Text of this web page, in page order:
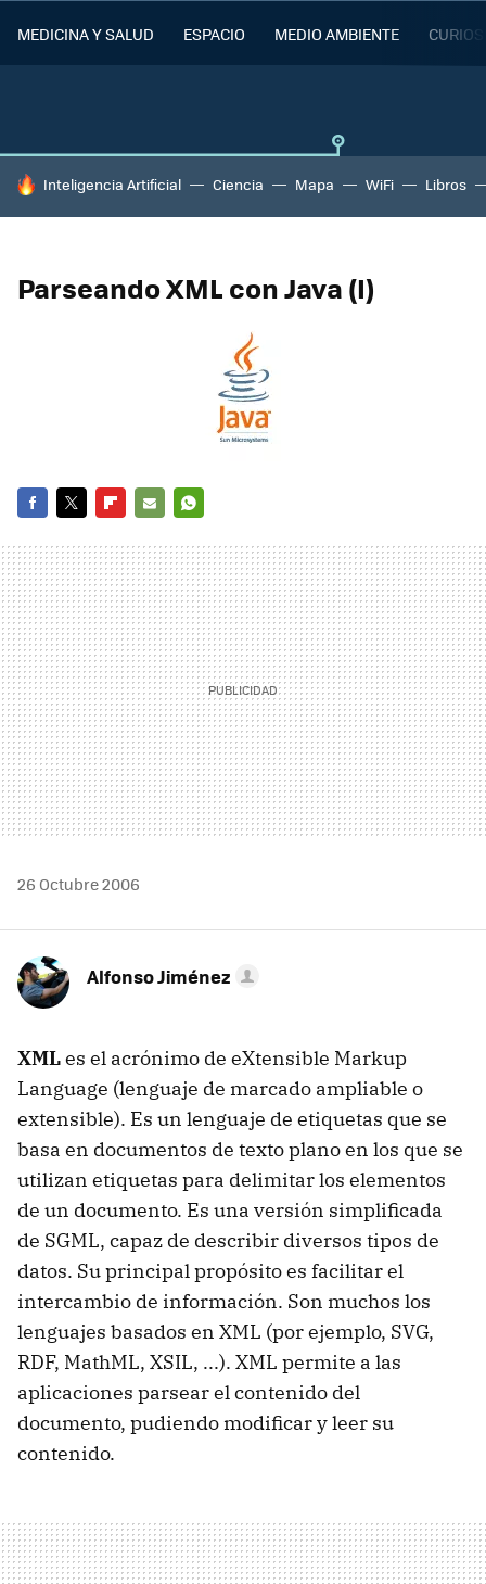
MEDICINA Y SALUD ESPACIO MEDIO AMBIENTE
HOY SE HABLA DE
Inteligencia Artificial Ciencia Mapa WiFi Libros
Parseando XML con Java (I)
MAIL
26 Octubre 2006
Alfonso Jiménez
XMLes el acrónimo de eXtensible Markup
Language (lenguaje de marcado ampliable o
extensible). Es un lenguaje de etiquetas que se
basa en documentos de texto plano en los que se
utilizan etiquetas para delimitar los elementos
de un documento. Es una versión simplificada
de SGML, capaz de describir diversos tipos de
datos. Su principal propósito es facilitar el
intercambio de información. Son muchos los
lenguajes basados en XML (por ejemplo, SVG,
RDF, MathML, XSIL, ...). XML permite a las
aplicaciones parsear el contenido del
documento, pudiendo modificar y leer su
contenido.